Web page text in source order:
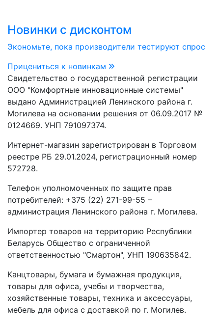
Новинки с дисконтом
Экономьте, пока производители тестируют спрос
Прицениться к новинкам
Свидетельство о государственной регистрации
ООО "Комфортные инновационные системы"
выдано Администрацией Ленинского района г.
Могилева на основании решения от 06.09.2017 №
0124669. УНП 791097374.
Интернет-магазин зарегистрирован в Торговом
реестре РБ 29.01.2024, регистрационный номер
572728.
Телефон уполномоченных по защите прав
потребителей: +375 (22) 271-99-55 –
администрация Ленинского района г. Могилева.
Импортер товаров на территорию Республики
Беларусь Общество с ограниченной
ответственностью "Смартон", УНП 190635842.
Канцтовары, бумага и бумажная продукция,
товары для офиса, учебы и творчества,
хозяйственные товары, техника и аксессуары,
мебель для офиса с доставкой по г. Могилев.